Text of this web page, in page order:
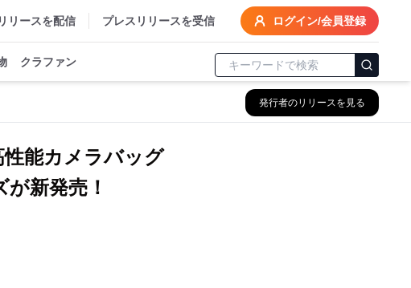
リースを配信 プレスリリースを受信 ログイン/会員登録
クラファン
発行者のリリースを見る
性能カメラバッグ
新発売！